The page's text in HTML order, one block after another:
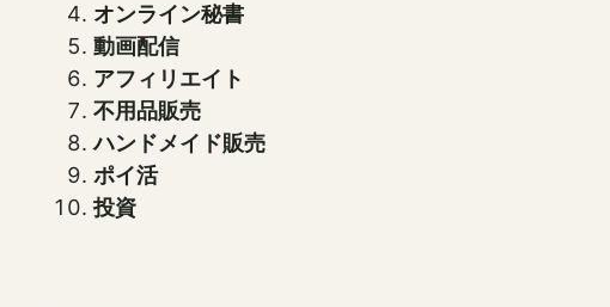
オンライン秘書
動画配信
アフィリエイト
不用品販売
ハンドメイド販売
ポイ活
投資